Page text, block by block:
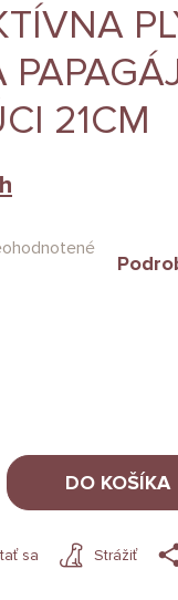
21CM
DO KOŠÍKA
sa Strážiť